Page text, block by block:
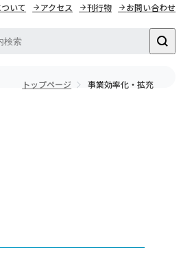
いて アクセス 刊行物 お問い合わせ
トップページ 事業効率化・拡充